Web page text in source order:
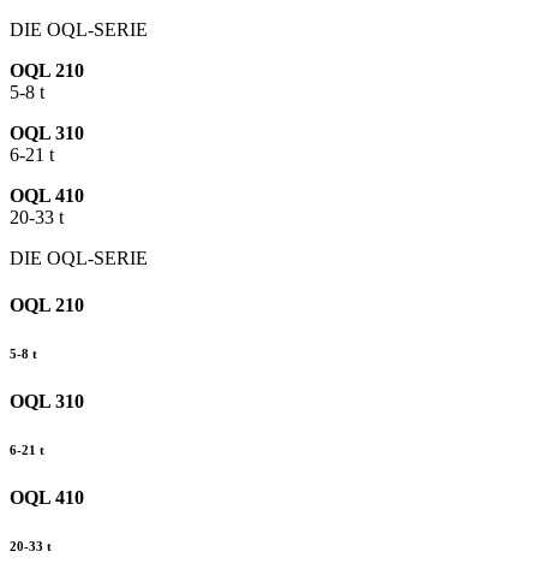
DIE OQL-SERIE
OQL 210
5-8 t
OQL 310
6-21 t
OQL 410
20-33 t
DIE OQL-SERIE
OQL 210
5-8 t
OQL 310
6-21 t
OQL 410
20-33 t